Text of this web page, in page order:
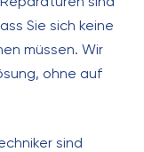
Sie sich keine
müssen. Wir
ohne auf
sind